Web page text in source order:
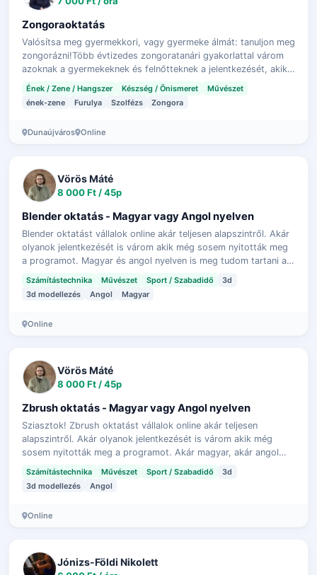
Zongoraoktatás
Valósítsa meg gyermekkori, vagy gyermeke álmát: tanuljon meg
zongorázni!Több évtizedes zongoratanári gyakorlattal várom
azoknak a gyermekeknek és felnőtteknek a jelentkezését, akik
szeretnék elsajátí…
Ének / Zene / Hangszer Készség / Önismeret
Művészet
ének-zene
Furulya Szolfézs Zongora
Dunaújváros Online
Vörös Máté
8 000 Ft / 45p
Blender oktatás - Magyar vagy Angol nyelven
Blender oktatást vállalok online akár teljesen alapszintről. Akár
olyanok jelentkezését is várom akik még sosem nyitották meg
a programot. Magyar és angol nyelven is meg tudom tartani az
Számítástechnika Művészet Sport / Szabadidő
3d
3d modellezés
Angol Magyar
Online
Vörös Máté
8 000 Ft / 45p
Zbrush oktatás - Magyar vagy Angol nyelven
Sziasztok! Zbrush oktatást vállalok online akár teljesen
alapszintről. Akár olyanok jelentkezését is várom akik még
sosem nyitották meg a programot. Akár magyar, akár angol
Számítástechnika Művészet Sport / Szabadidő
3d
3d modellezés
Angol
Online
Jónizs-Földi Nikolett